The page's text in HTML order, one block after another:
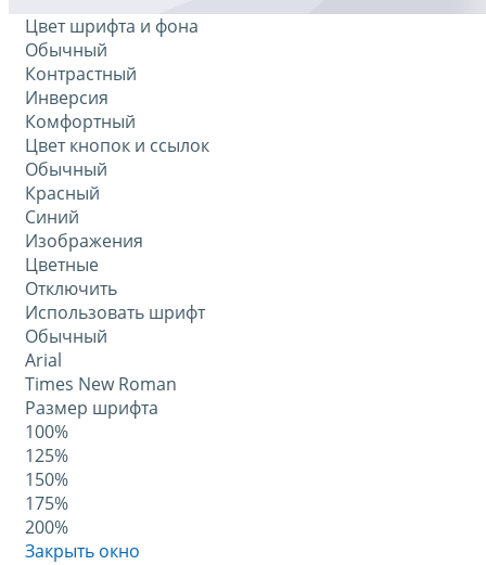
Цвет шрифта и фона
Обычный
Контрастный
Инверсия
Комфортный
Цвет кнопок и ссылок
Обычный
Красный
Синий
Изображения
Цветные
Отключить
Использовать шрифт
Обычный
Arial
Times New Roman
Размер шрифта
100%
125%
150%
175%
200%
Закрыть окно